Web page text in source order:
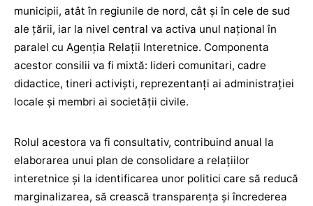
municipii, atât în regiunile de nord, cât şi în cele de sud
ale ţării, iar la nivel central va activa unul naţional în
paralel cu Agenţia Relaţii Interetnice. Componenta
acestor consilii va fi mixtă: lideri comunitari, cadre
didactice, tineri activişti, reprezentanţi ai administraţiei
locale şi membri ai societăţii civile.
Rolul acestora va fi consultativ, contribuind anual la
elaborarea unui plan de consolidare a relaţiilor
interetnice și la identificarea unor politici care să reducă
marginalizarea, să crească transparenţa şi încrederea